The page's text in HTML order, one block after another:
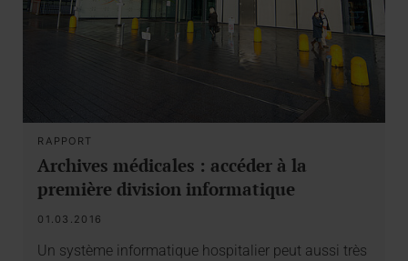
RAPPORT
Archives médicales : accéder à la
première division informatique
01.03.2016
Un système informatique hospitalier peut aussi très